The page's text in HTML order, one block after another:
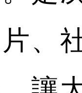
、